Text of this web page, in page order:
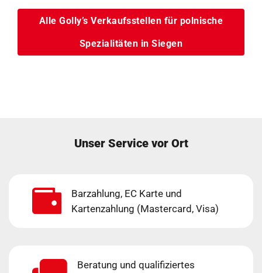
Alle Golly’s Verkaufsstellen für polnische
Spezialitäten in Siegen
Unser Service vor Ort
Barzahlung, EC Karte und
Kartenzahlung (Mastercard, Visa)
Beratung und qualifiziertes